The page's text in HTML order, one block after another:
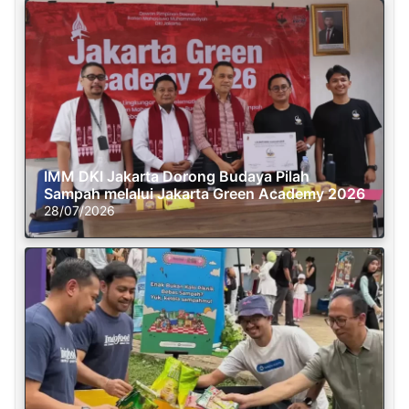
IMM DKI Jakarta Dorong Budaya Pilah
Sampah melalui Jakarta Green Academy 2026
28/07/2026